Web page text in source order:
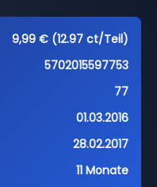
9,99 € (12.97 ct/Teil)
5702015597753
77
01.03.2016
28.02.2017
11 Monate